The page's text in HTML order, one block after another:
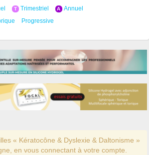
T Trimestriel A Annuel
Progressive
« Kératocône & Dyslexie & Daltonisme »
en vous connectant à votre compte.